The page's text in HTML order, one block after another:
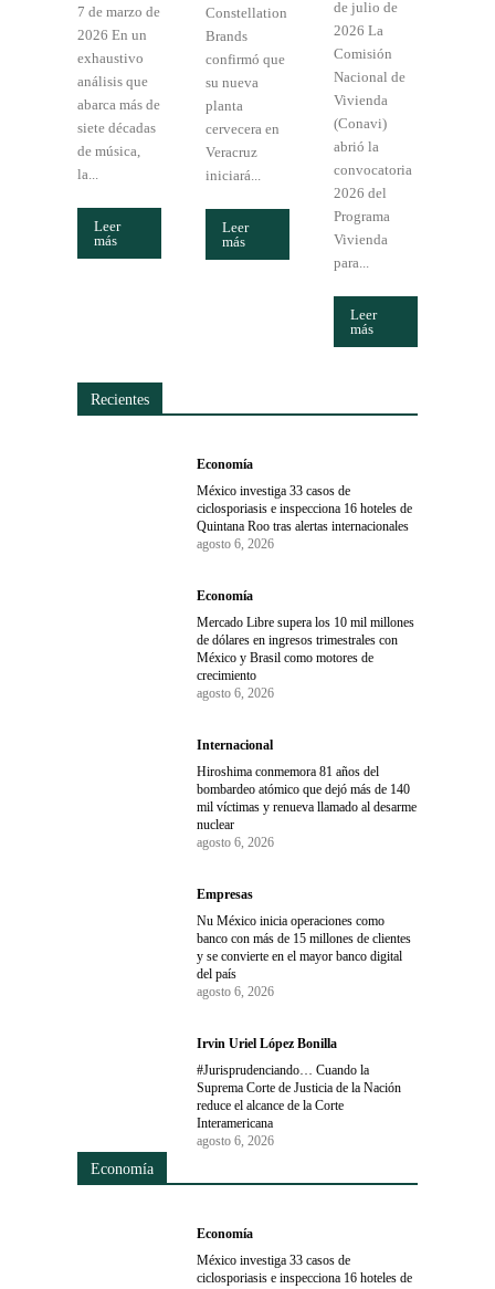
7 de marzo de
2026 En un
exhaustivo
análisis que
abarca más de
siete décadas
de música,
la...
Leer
más
Constellation
Brands
confirmó que
su nueva
planta
cervecera en
Veracruz
iniciará...
Leer
más
de julio de
2026 La
Comisión
Nacional de
Vivienda
(Conavi)
abrió la
convocatoria
2026 del
Programa
Vivienda
para...
Leer
más
Recientes
Economía
México investiga 33 casos de
ciclosporiasis e inspecciona 16 hoteles de
Quintana Roo tras alertas internacionales
agosto 6, 2026
Economía
Mercado Libre supera los 10 mil millones
de dólares en ingresos trimestrales con
México y Brasil como motores de
crecimiento
agosto 6, 2026
Internacional
Hiroshima conmemora 81 años del
bombardeo atómico que dejó más de 140
mil víctimas y renueva llamado al desarme
nuclear
agosto 6, 2026
Empresas
Nu México inicia operaciones como
banco con más de 15 millones de clientes
y se convierte en el mayor banco digital
del país
agosto 6, 2026
Irvin Uriel López Bonilla
#Jurisprudenciando… Cuando la
Suprema Corte de Justicia de la Nación
reduce el alcance de la Corte
Interamericana
agosto 6, 2026
Economía
Economía
México investiga 33 casos de
ciclosporiasis e inspecciona 16 hoteles de